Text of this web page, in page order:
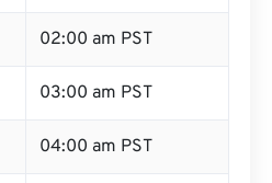
02:00 am PST
03:00 am PST
04:00 am PST